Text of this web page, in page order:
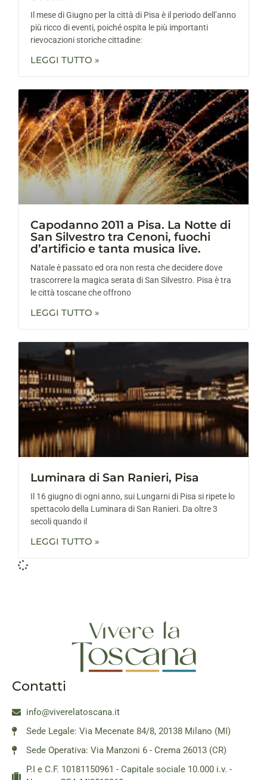
Il mese di Giugno per la città di Pisa è il periodo dell’anno
più ricco di eventi, poiché ospita le più importanti
rievocazioni storiche cittadine:
LEGGI TUTTO »
Capodanno 2011 a Pisa. La Notte di
San Silvestro tra Cenoni, fuochi
d’artificio e tanta musica live.
Natale è passato ed ora non resta che decidere dove
trascorrere la magica serata di San Silvestro. Pisa è tra
le città toscane che offrono
LEGGI TUTTO »
Luminara di San Ranieri, Pisa
Il 16 giugno di ogni anno, sui Lungarni di Pisa si ripete lo
spettacolo della Luminara di San Ranieri. Da oltre 3
secoli quando il
LEGGI TUTTO »
Contatti
info@viverelatoscana.it
Sede Legale: Via Mecenate 84/8, 20138 Milano (MI)
Sede Operativa: Via Manzoni 6 - Crema 26013 (CR)
P.I e C.F. 10181150961 - Capitale sociale 10.000 i.v. -